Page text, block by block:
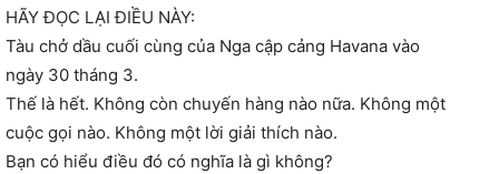
HÃY ĐỌC LẠI ĐIỀU NÀY:
Tàu chở dầu cuối cùng của Nga cập cảng Havana vào
ngày 30 tháng 3.
Thế là hết. Không còn chuyến hàng nào nữa. Không một
cuộc gọi nào. Không một lời giải thích nào.
Bạn có hiểu điều đó có nghĩa là gì không?